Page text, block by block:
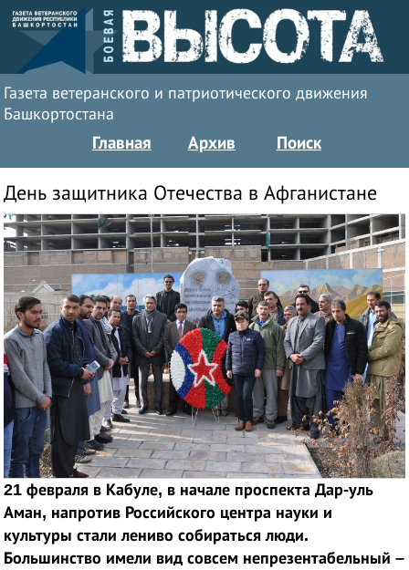
Газета ветеранского и патриотического движения
Башкортостана
Главная Архив Поиск
День защитника Отечества в Афганистане
21 февраля в Кабуле, в начале проспекта Дар-уль
Аман, напротив Российского центра науки и
культуры стали лениво собираться люди.
Большинство имели вид совсем непрезентабельный –